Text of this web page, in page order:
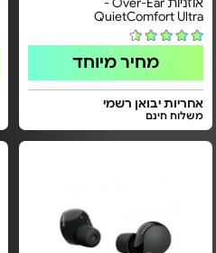
QuietComfort Ultra
מחיר מיוחד
אחריות יבואן רשמי
משלוח חינם